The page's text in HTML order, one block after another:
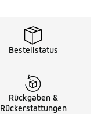
Bestellstatus
Rückgaben &
Rückerstattungen